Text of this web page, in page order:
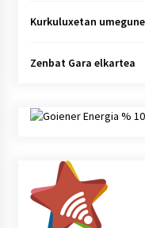
Kurkuluxetan
Zenbat Gara elkartea